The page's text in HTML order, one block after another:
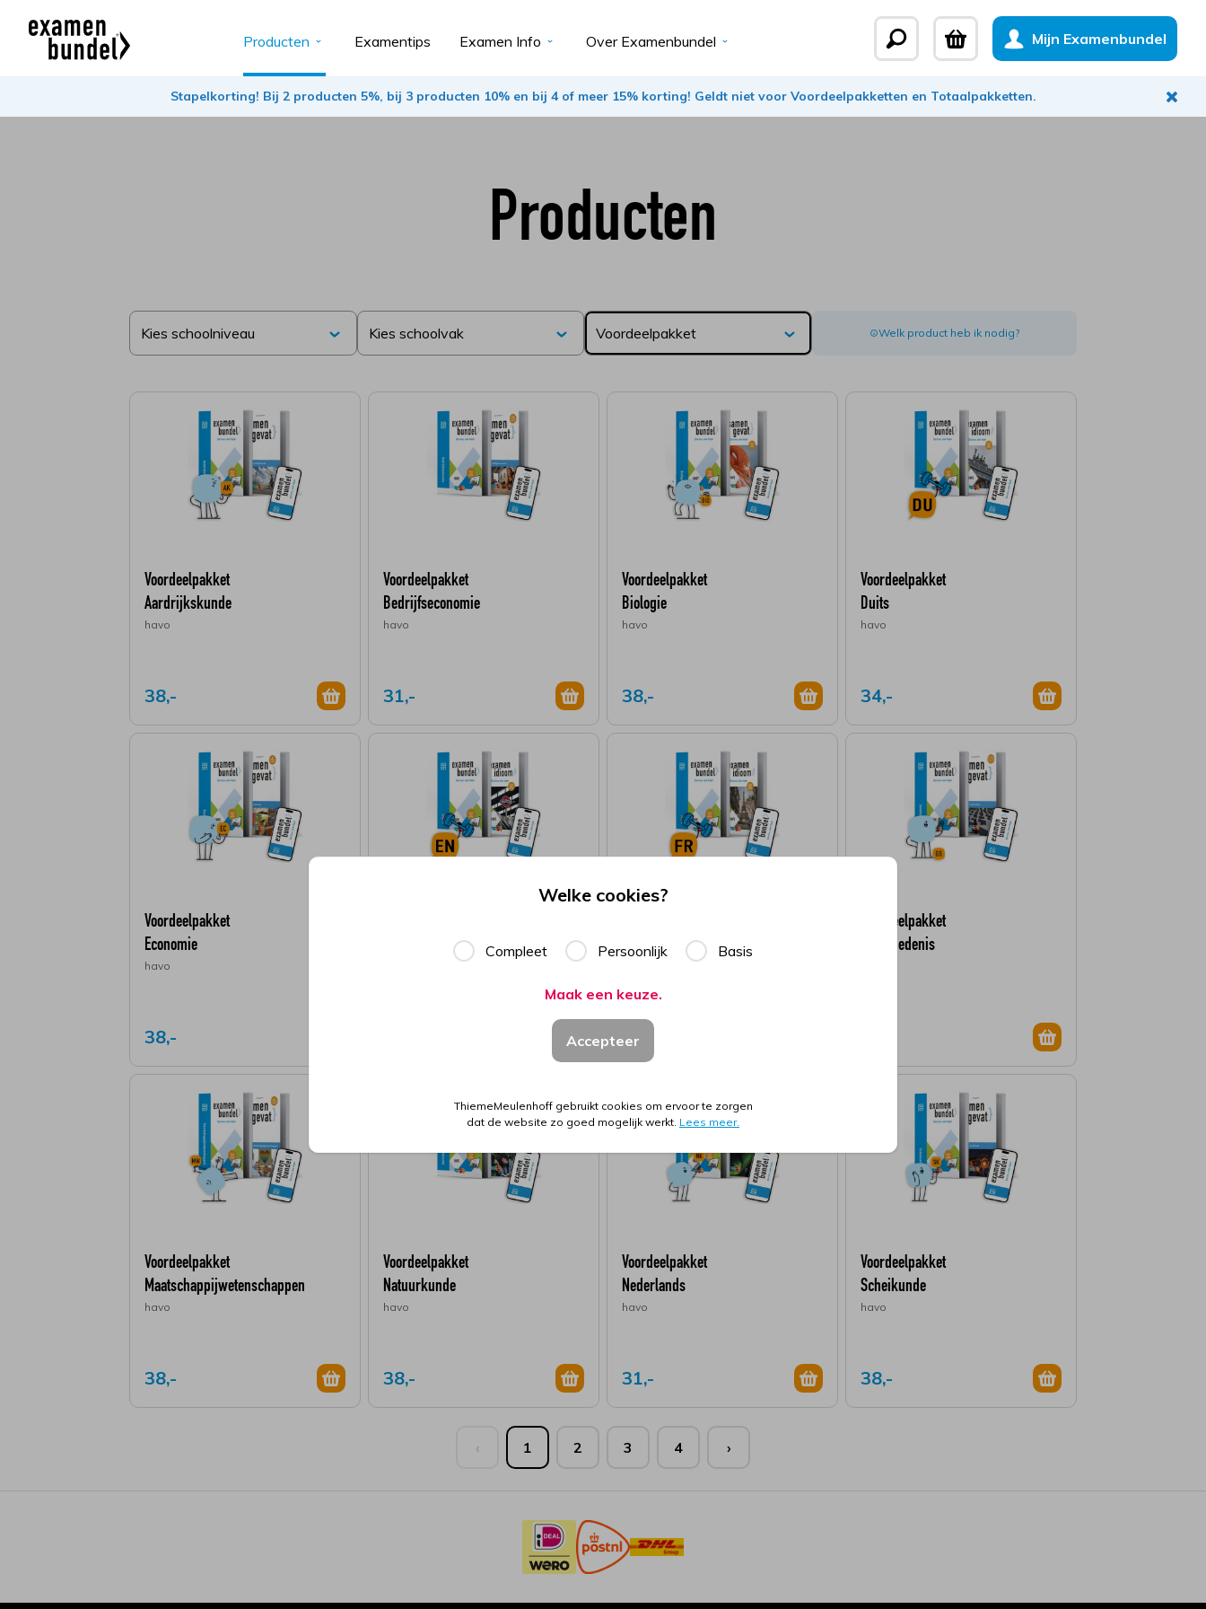
Producten Examentips Examen Info Over Examenbundel Mijn Examenbundel
Stapelkorting! Bij 2 producten 5%, bij 3 producten 10% en bij 4 of meer 15% korting! Geldt niet voor Voordeelpakketten en Totaalpakketten.
Producten
Kies schoolniveau Kies schoolvak Voordeelpakket Welk product heb ik nodig?
Voordeelpakket
Aardrijkskunde
havo
38,-
Voordeelpakket
Bedrijfseconomie
havo
31,-
Voordeelpakket
Biologie
havo
38,-
Voordeelpakket
Duits
havo
34,-
Voordeelpakket
Economie
havo
38,-
Frans
34,-
Voordeelpakket
Geschiedenis
Voordeelpakket
Maatschappijwetenschappen
havo
38,-
Voordeelpakket
Natuurkunde
havo
38,-
Voordeelpakket
Nederlands
havo
31,-
Voordeelpakket
Scheikunde
havo
38,-
‹ 1 2 3 4 ›
Welke cookies?
Compleet Persoonlijk Basis
Maak een keuze.
Accepteer
ThiemeMeulenhoff gebruikt cookies om ervoor te zorgen
dat de website zo goed mogelijk werkt. Lees meer.